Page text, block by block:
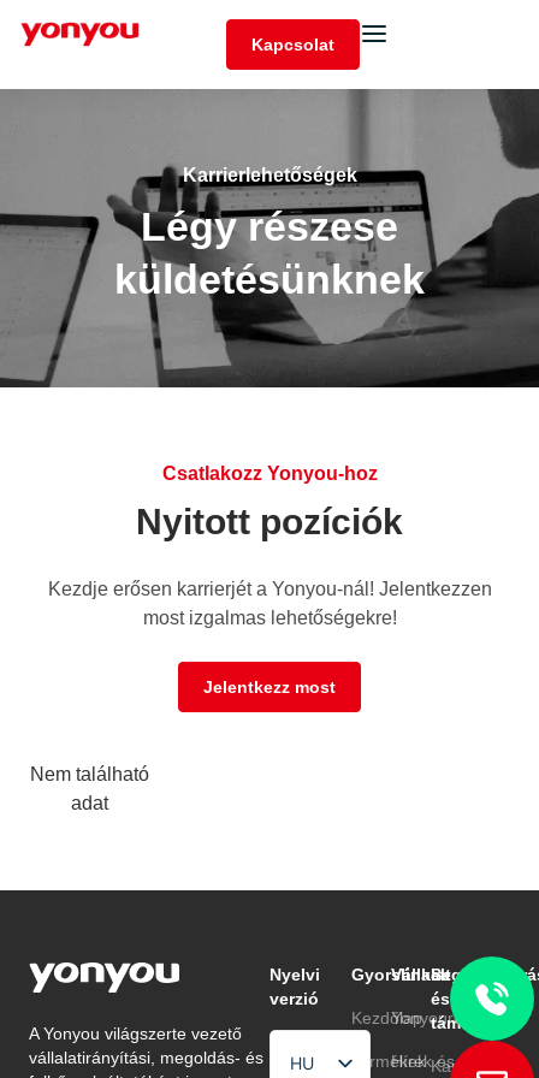
Kapcsolat
Karrierlehetőségek
Légy részese
küldetésünknek
Csatlakozz Yonyou-hoz
Nyitott pozíciók
Kezdje erősen karrierjét a Yonyou-nál! Jelentkezzen
most izgalmas lehetőségekre!
Jelentkezz most
Nem található
adat
A Yonyou világszerte vezető
vállalatirányítási, megoldás- és
Nyelvi
verzió
HU
Gyorslinkek
Kezdőlap
Termékek
Vállalat
Yonyouról
Hírek és
Segítség
és
támogatás
Kapcsolat
Blog